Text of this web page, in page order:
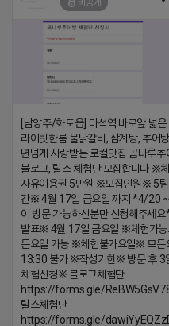
비공개
[남양주/화도읍] 마석역 바로앞 넓
라이빗한룸 물닭갈비, 삼계탕, 추어
년넘게 사랑받는 로컬맛집 곰나루추
블로그, 릴스 체험단 모집합니다 ※
자유이용권 5만원 ※모집인원※ 5팀
간※ 4월 17일 금요일 까지 *4/20 ~
이 방문 가능하신분만 신청해주세요
발표※ 4월 17일 금요일 ※체험가능
든요일 가능 ※체험불가요일※ 모든
13:30 불가 ※작성기한※ 방문 후 3
체험신청※ 블로그체험단
https://forms.gle/
릴스체험단
https://forms.gle/